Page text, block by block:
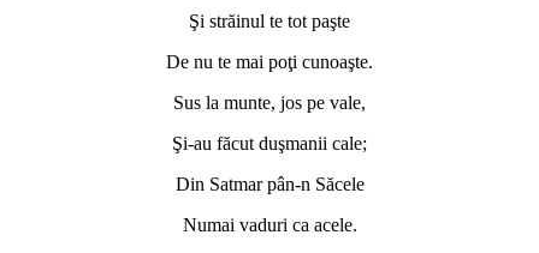
Şi străinul te tot paşte
De nu te mai poţi cunoaşte.
Sus la munte, jos pe vale,
Şi-au făcut duşmanii cale;
Din Satmar pân-n Săcele
Numai vaduri ca acele.